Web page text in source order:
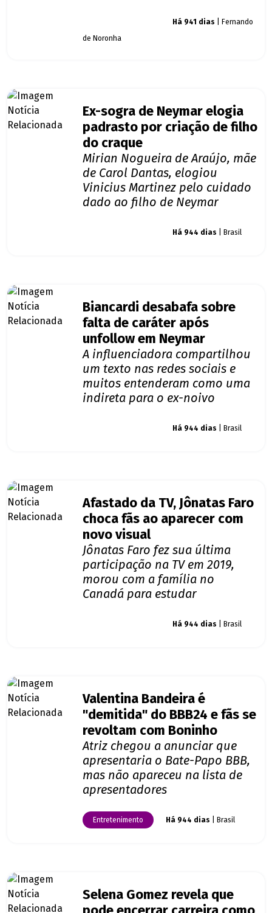
Há 941 dias | Fernando
de Noronha
Ex-sogra de Neymar elogia
padrasto por criação de filho
do craque
Mirian Nogueira de Araújo, mãe
de Carol Dantas, elogiou
Vinicius Martinez pelo cuidado
dado ao filho de Neymar
Há 944 dias | Brasil
Biancardi desabafa sobre
falta de caráter após
unfollow em Neymar
A influenciadora compartilhou
um texto nas redes sociais e
muitos entenderam como uma
indireta para o ex-noivo
Há 944 dias | Brasil
Afastado da TV, Jônatas Faro
choca fãs ao aparecer com
novo visual
Jônatas Faro fez sua última
participação na TV em 2019,
morou com a família no
Canadá para estudar
Há 944 dias | Brasil
Valentina Bandeira é
"demitida" do BBB24 e fãs se
revoltam com Boninho
Atriz chegou a anunciar que
apresentaria o Bate-Papo BBB,
mas não apareceu na lista de
apresentadores
Entretenimento Há 944 dias | Brasil
Selena Gomez revela que